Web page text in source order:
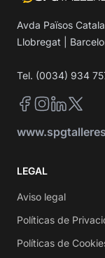
Avda Països
Llobregat |
Tel. (0034) 934
Facebook
Instagram
LinkedIn
Twitter
LEGAL
Aviso legal
Políticas de
Políticas de